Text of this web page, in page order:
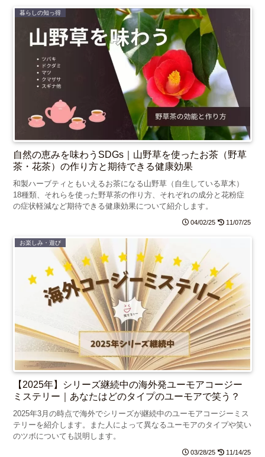
暮らしの知っ得
自然の恵みを味わうSDGs｜山野草を使ったお茶（野草
茶・花茶）の作り方と期待できる健康効果
和製ハーブティともいえるお茶になる山野草（自生している草木）
18種類、それらを使った野草茶の作り方、それぞれの成分と花粉症
の症状軽減など期待できる健康効果について紹介します。
04/02/25 11/07/25
お楽しみ・遊び
【2025年】シリーズ継続中の海外発ユーモアコージー
ミステリー｜あなたはどのタイプのユーモアで笑う？
2025年3月の時点で海外でシリーズが継続中のユーモアコージーミス
テリーを紹介します。また人によって異なるユーモアのタイプや笑い
のツボについても説明します。
03/28/25 11/14/25